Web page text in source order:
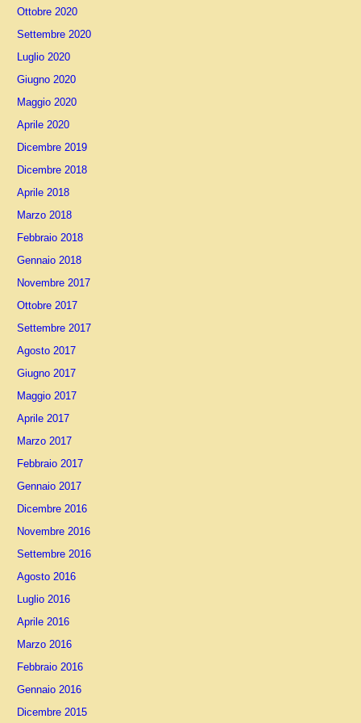
Ottobre 2020
Settembre 2020
Luglio 2020
Giugno 2020
Maggio 2020
Aprile 2020
Dicembre 2019
Dicembre 2018
Aprile 2018
Marzo 2018
Febbraio 2018
Gennaio 2018
Novembre 2017
Ottobre 2017
Settembre 2017
Agosto 2017
Giugno 2017
Maggio 2017
Aprile 2017
Marzo 2017
Febbraio 2017
Gennaio 2017
Dicembre 2016
Novembre 2016
Settembre 2016
Agosto 2016
Luglio 2016
Aprile 2016
Marzo 2016
Febbraio 2016
Gennaio 2016
Dicembre 2015